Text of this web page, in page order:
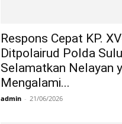
Respons Cepat KP.
Ditpolairud Polda
Selamatkan Nelayan
Mengalami...
admin - 21/06/2026